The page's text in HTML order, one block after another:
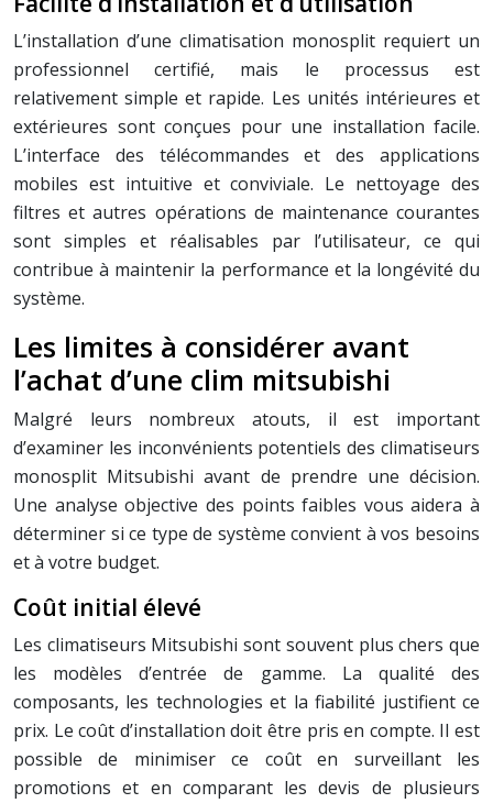
L’installation d’une climatisation monosplit requiert un
professionnel certifié, mais le processus est
relativement simple et rapide. Les unités intérieures et
extérieures sont conçues pour une installation facile.
L’interface des télécommandes et des applications
mobiles est intuitive et conviviale. Le nettoyage des
filtres et autres opérations de maintenance courantes
sont simples et réalisables par l’utilisateur, ce qui
contribue à maintenir la performance et la longévité du
système.
Les limites à considérer avant
l’achat d’une clim mitsubishi
Malgré leurs nombreux atouts, il est important
d’examiner les inconvénients potentiels des climatiseurs
monosplit Mitsubishi avant de prendre une décision.
Une analyse objective des points faibles vous aidera à
déterminer si ce type de système convient à vos besoins
et à votre budget.
Coût initial élevé
Les climatiseurs Mitsubishi sont souvent plus chers que
les modèles d’entrée de gamme. La qualité des
composants, les technologies et la fiabilité justifient ce
prix. Le coût d’installation doit être pris en compte. Il est
possible de minimiser ce coût en surveillant les
promotions et en comparant les devis de plusieurs